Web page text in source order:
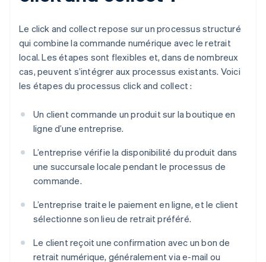
Le click and collect repose sur un processus structuré
qui combine la commande numérique avec le retrait
local. Les étapes sont flexibles et, dans de nombreux
cas, peuvent s’intégrer aux processus existants. Voici
les étapes du processus click and collect :
Un client commande un produit sur la boutique en
ligne d’une entreprise.
L’entreprise vérifie la disponibilité du produit dans
une succursale locale pendant le processus de
commande.
L’entreprise traite le paiement en ligne, et le client
sélectionne son lieu de retrait préféré.
Le client reçoit une confirmation avec un bon de
retrait numérique, généralement via e-mail ou